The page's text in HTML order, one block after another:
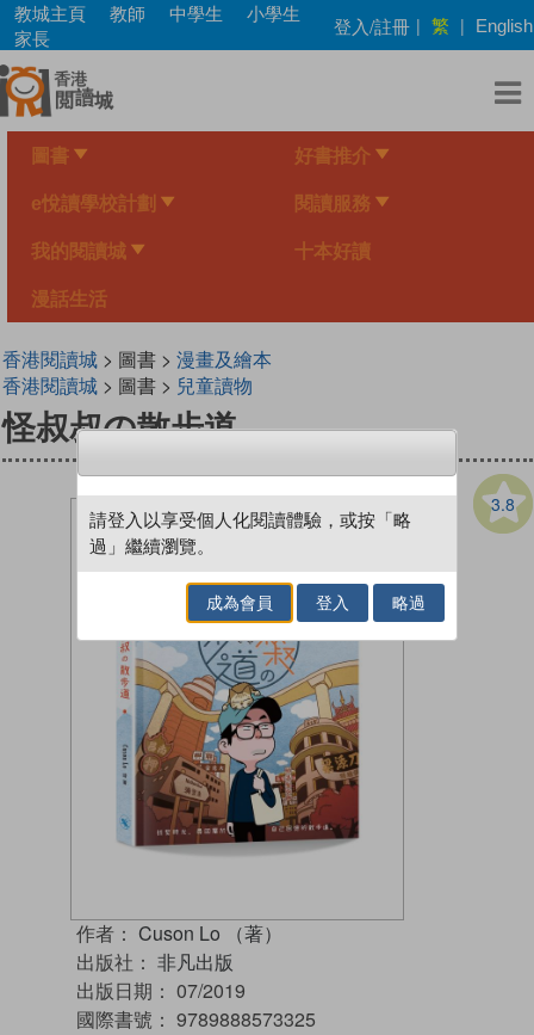
Skip
main
content
教城主頁 教師 中學生
小學生
家長
登入/註冊 | 繁 | English
圖書 好書推介
e悅讀學校計劃 閱讀服務
我的閱讀城 十本好讀
漫話生活
香港閱讀城> 圖書 > 漫畫及繪本
香港閱讀城> 圖書 > 兒童讀物
怪叔叔の散步道
3.8
作者： Cuson Lo （著）
出版社： 非凡出版
出版日期： 07/2019
國際書號： 9789888573325
請登入以享受個人化閱讀體驗，或按「略
過」繼續瀏覽。
成為會員 登入 略過